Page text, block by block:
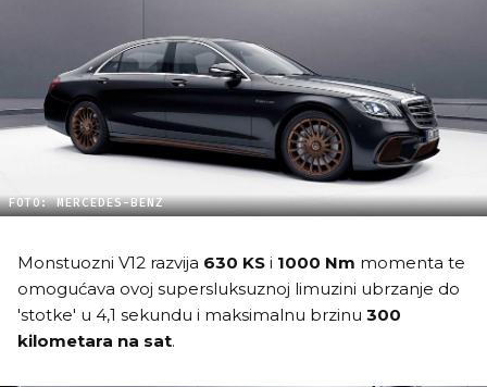
FOTO: MERCEDES-BENZ
Monstuozni V12 razvija 630 KS i 1000 Nm momenta te
omogućava ovoj supersluksuznoj limuzini ubrzanje do
'stotke' u 4,1 sekundu i maksimalnu brzinu 300
kilometara na sat.